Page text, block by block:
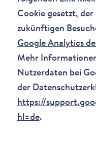
Cookie gesetzt,
zukünftigen
Google Analytics
Mehr
Nutzerdaten bei
der
https://
hl=de.